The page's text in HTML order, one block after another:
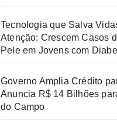
Tecnologia que Salva
Atenção: Crescem Casos
Pele em Jovens com
Governo Amplia Crédito
Anuncia R$ 14 Bilhões
do Campo